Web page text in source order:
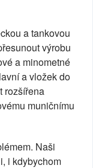
a tankovou
výrobu
a minometné
a vložek do
rozšířena
muničnímu
Naši
i kdybychom